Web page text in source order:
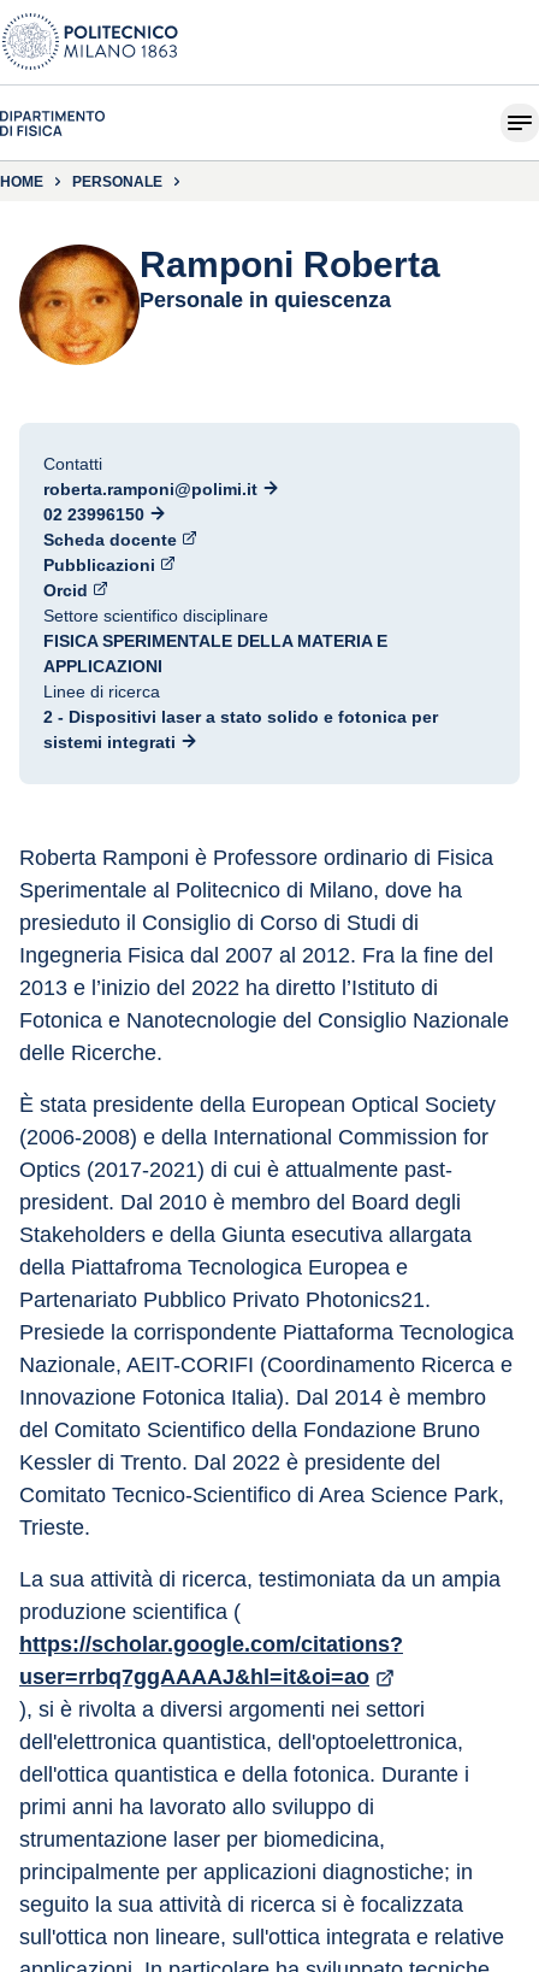
HOME PERSONALE
Ramponi Roberta
Personale in quiescenza
Contatti
roberta.ramponi@polimi.it
02 23996150
Scheda docente
Pubblicazioni
Orcid
Settore scientifico disciplinare
FISICA SPERIMENTALE DELLA MATERIA E
APPLICAZIONI
Linee di ricerca
2 - Dispositivi laser a stato solido e fotonica per
sistemi integrati
Roberta Ramponi è Professore ordinario di Fisica
Sperimentale al Politecnico di Milano, dove ha
presieduto il Consiglio di Corso di Studi di
Ingegneria Fisica dal 2007 al 2012. Fra la fine del
2013 e l’inizio del 2022 ha diretto l’Istituto di
Fotonica e Nanotecnologie del Consiglio Nazionale
delle Ricerche.
È stata presidente della European Optical Society
(2006-2008) e della International Commission for
Optics (2017-2021) di cui è attualmente past-
president. Dal 2010 è membro del Board degli
Stakeholders e della Giunta esecutiva allargata
della Piattafroma Tecnologica Europea e
Partenariato Pubblico Privato Photonics21.
Presiede la corrispondente Piattaforma Tecnologica
Nazionale, AEIT-CORIFI (Coordinamento Ricerca e
Innovazione Fotonica Italia). Dal 2014 è membro
del Comitato Scientifico della Fondazione Bruno
Kessler di Trento. Dal 2022 è presidente del
Comitato Tecnico-Scientifico di Area Science Park,
Trieste.
La sua attività di ricerca, testimoniata da un ampia
produzione scientifica (
https://scholar.google.com/citations?
user=rrbq7ggAAAAJ&hl=it&oi=ao
), si è rivolta a diversi argomenti nei settori
dell'elettronica quantistica, dell'optoelettronica,
dell'ottica quantistica e della fotonica. Durante i
primi anni ha lavorato allo sviluppo di
strumentazione laser per biomedicina,
principalmente per applicazioni diagnostiche; in
seguito la sua attività di ricerca si è focalizzata
sull'ottica non lineare, sull'ottica integrata e relative